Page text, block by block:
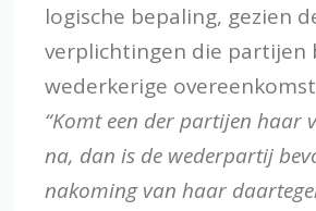
logische bepaling, gezien
verplichtingen die partijen
wederkerige
“Komt een der partijen haar
na, dan is de wederpartij
nakoming van haar